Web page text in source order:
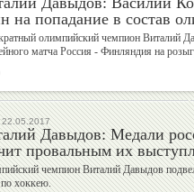
Михаил
Алексей
Власенко
на попадание в состав
олимпийский чемпион Виталий
матча Россия - Финляндия на
22.05.2017
Давыдов: Медали
провальным их
чемпион Виталий Давыдов
хоккею.